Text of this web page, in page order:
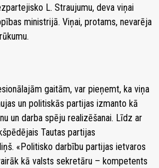
L. Straujumu, deva viņai
ministrijā. Viņai, protams, nevarēja
gaitām, var pieņemt, ka viņa
un politiskās partijas izmanto kā
un darba spēju realizēšanai. Līdz ar
Tautas partijas
«Politisko darbību partijas ietvaros
kā valsts sekretāru – kompetents